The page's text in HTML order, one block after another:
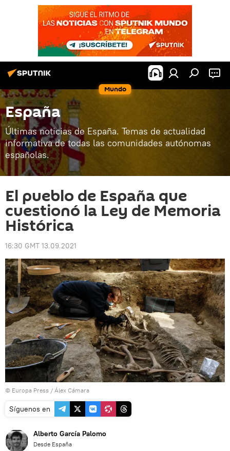
Mundo
España
Últimas noticias de España. Temas de actualidad
informativa de todas las comunidades autónomas
españolas.
El pueblo de España que
cuestionó la Ley de Memoria
Histórica
16:30 GMT 13.09.2021
© Europa Press / Álex Cámara
Síguenos en
Alberto García Palomo
Desde España